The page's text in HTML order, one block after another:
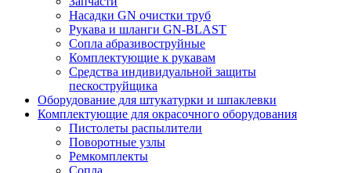
Насадки GN очистки труб
Рукава и шланги GN-BLAST
Сопла абразивоструйные
Комплектующие к рукавам
Средства индивидуальной защиты
пескоструйщика
Оборудование для штукатурки и шпаклевки
Комплектующие для окрасочного оборудования
Пистолеты распылители
Поворотные узлы
Ремкомплекты
Сопла